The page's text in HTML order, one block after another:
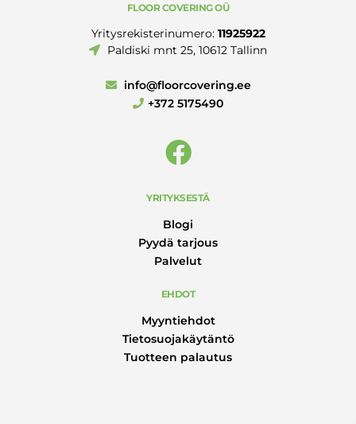
FLOOR COVERING OÜ
Yritysrekisterinumero: 11925922
Paldiski mnt 25, 10612 Tallinn
info@floorcovering.ee
+372 5175490
YRITYKSESTÄ
Blogi
Pyydä tarjous
Palvelut
EHDOT
Myyntiehdot
Tietosuojakäytäntö
Tuotteen palautus